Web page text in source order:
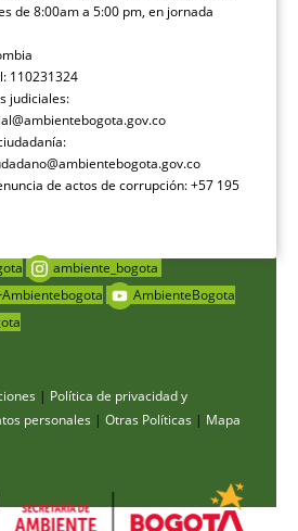
de 8:00am a 5:00 pm, en jornada
110231324
judiciales:
de actos de corrupción: +57 195
ambiente_bogota
Ambientebogota
AmbienteBogota
| Política de privacidad y
personales | Otras Políticas | Mapa